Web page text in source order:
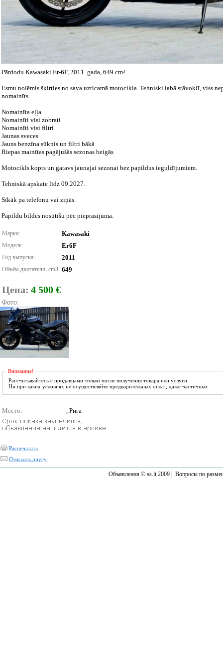
Pārdodu Kawasaki Er-6F, 2011. gada, 649 cm³.
Esmu nolēmis šķirties no sava uzticamā motocikla. Tehniski labā stāvoklī, viss
nomainīts.
Nomainīta eļļa
Nomainīti visi zobrati
Nomainīti visi filtri
Jaunas sveces
Jauns benzīna sūknis un filtri bākā
Riepas mainītas pagājušās sezonas beigās
Motocikls kopts un gatavs jaunajai sezonai bez papildus ieguldījumiem.
Tehniskā apskate līdz 09.2027.
Sīkāk pa telefonu vai ziņās.
Papildu bildes nosūtīšu pēc pieprasijuma.
Марка: Kawasaki
Модель: Er6F
Год выпуска: 2011
Объём двигателя, cm3: 649
Цена: 4 500 €
Фото:
Внимание!
Рассчитывайтесь с продавцами только после получения товара или услуги.
Ни при каких условиях не осуществляйте предварительных оплат, даже частичных.
Место: , Рига
Распечатать
Отослать другу
Объявления © ss.lt 2009 | Вопросы по